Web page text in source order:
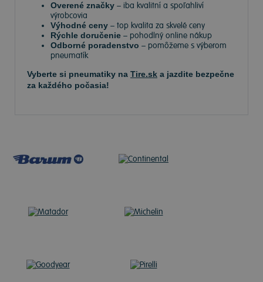
Overené značky – iba kvalitní a spoľahliví
výrobcovia
Výhodné ceny – top kvalita za skvelé ceny
Rýchle doručenie – pohodlný online nákup
Odborné poradenstvo – pomôžeme s výberom
pneumatík
Vyberte si pneumatiky na Tire.sk a jazdite bezpečne
za každého počasia!